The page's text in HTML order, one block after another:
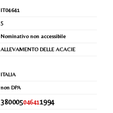
IT04641
5
Nominativo non accessibile
ALLEVAMENTO DELLE ACACIE
ITALIA
non DPA
380005046411994